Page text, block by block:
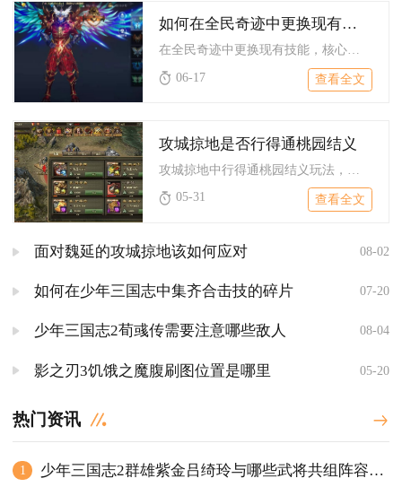
如何在全民奇迹中更换现有的技能
在全民奇迹中更换现有技能，核心是通过战斗界面滑动技能按钮调出...
06-17
查看全文
攻城掠地是否行得通桃园结义
05-31
查看全文
面对魏延的攻城掠地该如何应对 08-02
如何在少年三国志中集齐合击技的碎片 07-20
少年三国志2荀彧传需要注意哪些敌人 08-04
影之刃3饥饿之魔腹刷图位置是哪里 05-20
热门资讯
1 少年三国志2群雄紫金吕绮玲与哪些武将共组阵容能发挥最大威力